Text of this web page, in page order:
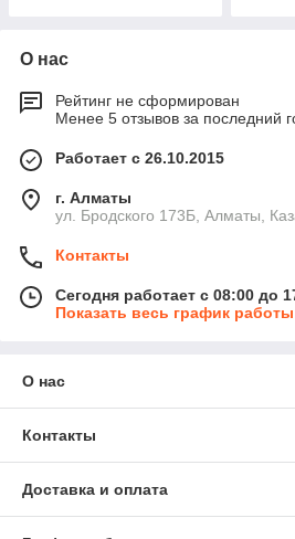
О нас
Рейтинг не сформирован
Менее 5 отзывов за последний
Работает с 26.10.2015
г. Алматы
ул. Бродского 173Б, Алматы,
Контакты
Сегодня работает с 08:00 до
Показать весь график работы
О нас
Контакты
Доставка и оплата